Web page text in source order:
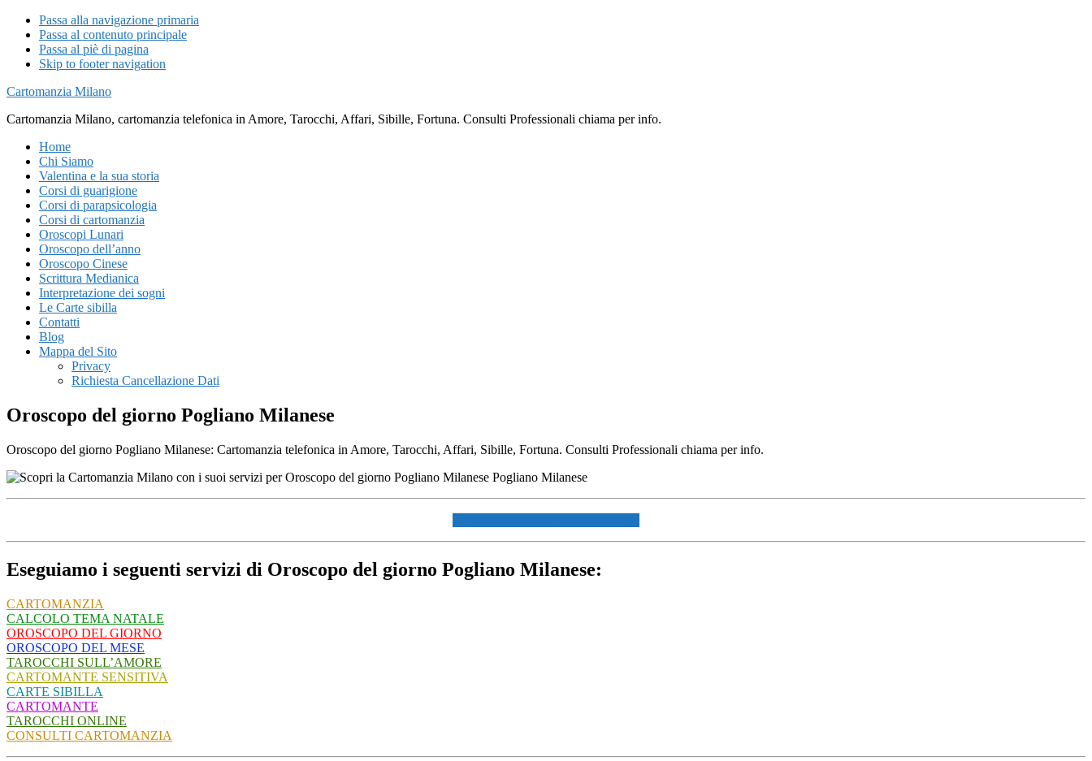
Passa alla navigazione primaria
Passa al contenuto principale
Passa al piè di pagina
Skip to footer navigation
Cartomanzia Milano
Cartomanzia Milano, cartomanzia telefonica in Amore, Tarocchi, Affari, Sibille, Fortuna. Consulti Professionali chiama per info.
Home
Chi Siamo
Valentina e la sua storia
Corsi di guarigione
Corsi di parapsicologia
Corsi di cartomanzia
Oroscopi Lunari
Oroscopo dell’anno
Oroscopo Cinese
Scrittura Medianica
Interpretazione dei sogni
Le Carte sibilla
Contatti
Blog
Mappa del Sito
Privacy
Richiesta Cancellazione Dati
Oroscopo del giorno Pogliano Milanese
Oroscopo del giorno Pogliano Milanese: Cartomanzia telefonica in Amore, Tarocchi, Affari, Sibille, Fortuna. Consulti Professionali chiama per info.
Eseguiamo i seguenti servizi di Oroscopo del giorno Pogliano Milanese:
CARTOMANZIA
CALCOLO TEMA NATALE
OROSCOPO DEL GIORNO
OROSCOPO DEL MESE
TAROCCHI SULL’AMORE
CARTOMANTE SENSITIVA
CARTE SIBILLA
CARTOMANTE
TAROCCHI ONLINE
CONSULTI CARTOMANZIA